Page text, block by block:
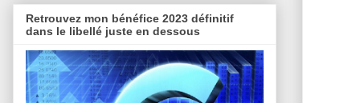
Retrouvez mon bénéfice 2023 définitif
dans le libellé juste en dessous